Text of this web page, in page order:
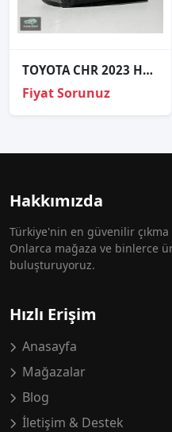
TOYOTA CHR 2023 HYBRİD SAĞ STOP SIFIR ORJİNAL
Fiyat Sorunuz
Hakkımızda
Türkiye'nin en güvenilir
Onlarca mağaza ve binlerce
buluşturuyoruz.
Hızlı Erişim
Anasayfa
Mağazalar
Blog
İletişim & Destek